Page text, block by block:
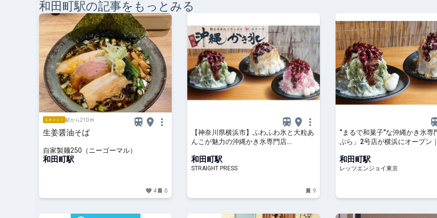
和田町駅の記事をもっとみる
エキメシ！ 駅から210 m
生姜醤油そば
自家製麺250（ニーゴーマル）
和田町駅
4 0
【神奈川県横浜市】ふわふわ氷と大粒あ
んこが魅力の沖縄かき氷専門店
和田町駅
STRAIGHT PRESS
9
“まるで和菓子”な沖縄かき氷専
ぷら」2号店が横浜にオープン
和田町駅
レッツエンジョイ東京